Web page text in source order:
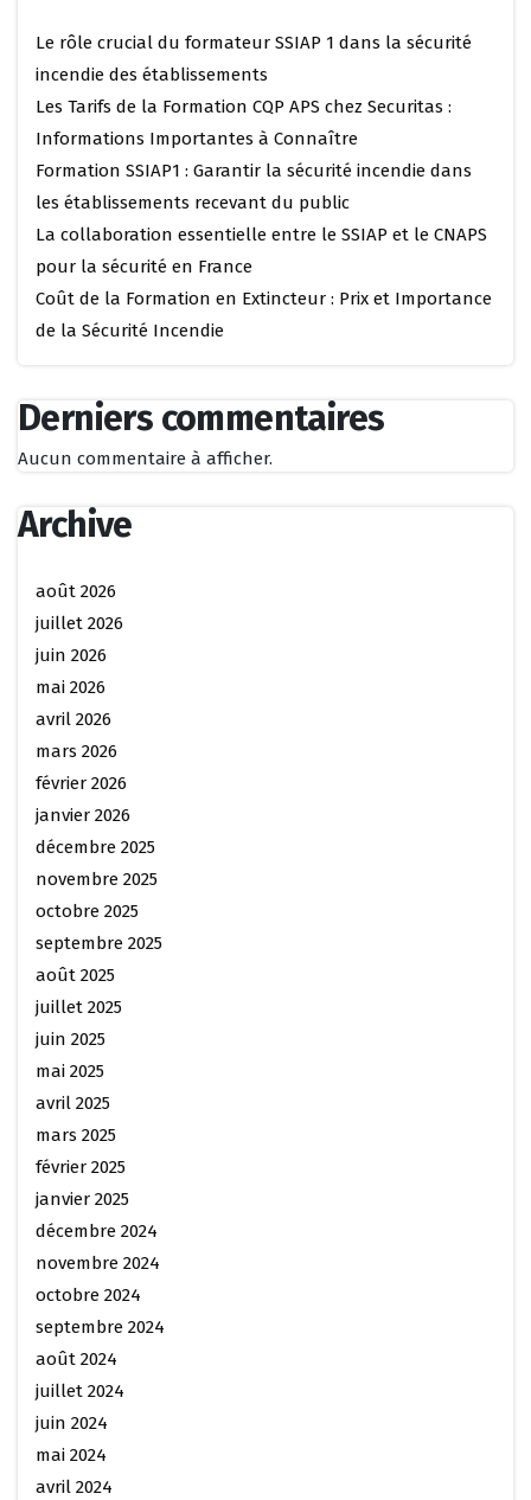
Le rôle crucial du formateur SSIAP 1 dans la sécurité
incendie des établissements
Les Tarifs de la Formation CQP APS chez Securitas :
Informations Importantes à Connaître
Formation SSIAP1 : Garantir la sécurité incendie dans
les établissements recevant du public
La collaboration essentielle entre le SSIAP et le CNAPS
pour la sécurité en France
Coût de la Formation en Extincteur : Prix et Importance
de la Sécurité Incendie
Derniers commentaires
Aucun commentaire à afficher.
Archive
août 2026
juillet 2026
juin 2026
mai 2026
avril 2026
mars 2026
février 2026
janvier 2026
décembre 2025
novembre 2025
octobre 2025
septembre 2025
août 2025
juillet 2025
juin 2025
mai 2025
avril 2025
mars 2025
février 2025
janvier 2025
décembre 2024
novembre 2024
octobre 2024
septembre 2024
août 2024
juillet 2024
juin 2024
mai 2024
avril 2024